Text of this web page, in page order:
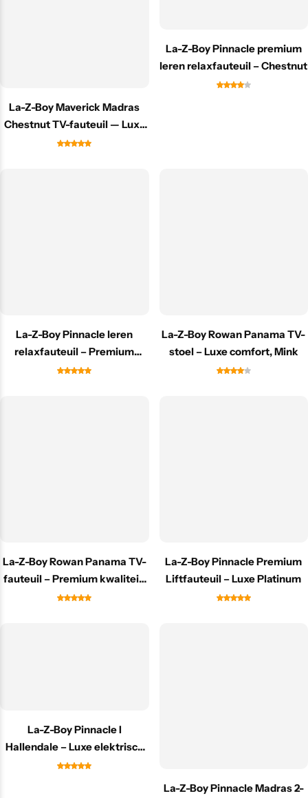
La-Z-Boy Maverick Madras
Chestnut TV-fauteuil — Luxe
comfort
La-Z-Boy Pinnacle premium
leren relaxfauteuil – Chestnut
La-Z-Boy Pinnacle leren
relaxfauteuil – Premium
Madras
La-Z-Boy Rowan Panama TV-
stoel – Luxe comfort, Mink
La-Z-Boy Rowan Panama TV-
fauteuil – Premium kwaliteit,
crème
La-Z-Boy Pinnacle Premium
Liftfauteuil – Luxe Platinum
La-Z-Boy Pinnacle I
Hallendale – Luxe elektrisch
relaxfauteuil
La-Z-Boy Pinnacle Madras 2-